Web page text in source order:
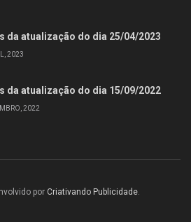
da atualização do dia 25/04/2023
2023
da atualização do dia 15/09/2022
2022
por Criativando Publicidade.